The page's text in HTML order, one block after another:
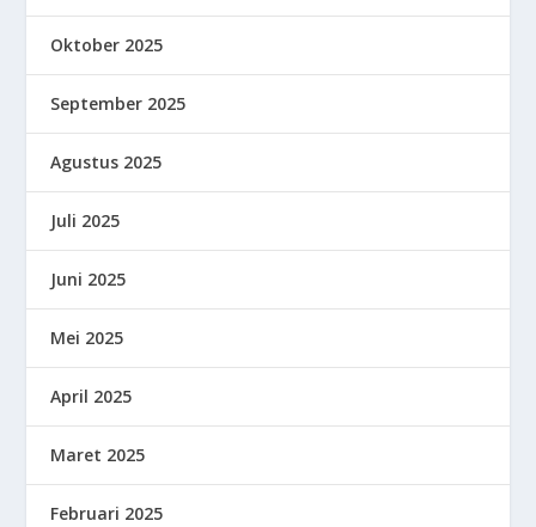
Oktober 2025
September 2025
Agustus 2025
Juli 2025
Juni 2025
Mei 2025
April 2025
Maret 2025
Februari 2025